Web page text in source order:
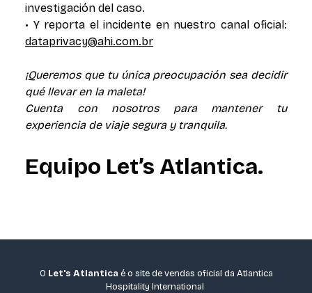
investigación del caso.
• Y reporta el incidente en nuestro canal oficial:
dataprivacy@ahi.com.br
¡Queremos que tu única preocupación sea decidir
qué llevar en la maleta!
Cuenta con nosotros para mantener tu
experiencia de viaje segura y tranquila.
Equipo Let’s Atlantica.
O Let's Atlantica é o site de vendas oficial da Atlantica
Hospitality International